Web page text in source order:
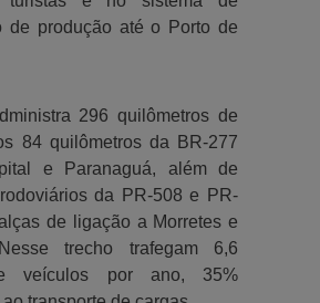
de produção até o Porto de
296 quilômetros de
84 quilômetros da BR-277
e Paranaguá, além de
da PR-508 e PR-
de ligação a Morretes e
trecho trafegam 6,6
veículos por ano, 35%